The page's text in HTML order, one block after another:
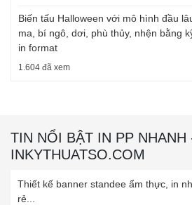
Biến tấu Halloween với mô hình đầu
ma, bí ngô, dơi, phù thủy, nhện bằng
in format
1.604 đã xem
TIN NỔI BẬT IN PP NHANH
INKYTHUATSO.COM
Thiết kế banner standee ẩm thực, in
rẻ...